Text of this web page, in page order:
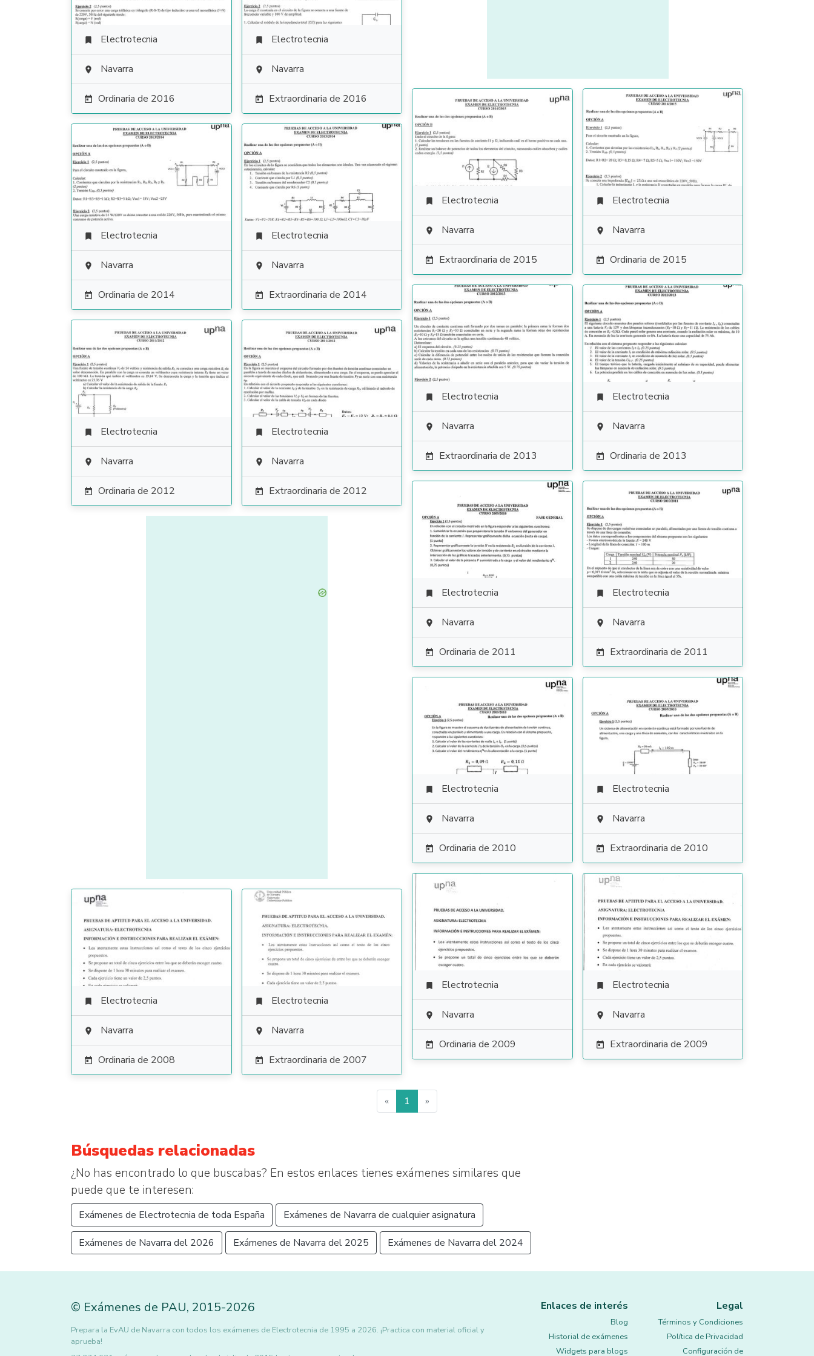
 Electrotecnia
 Navarra
 Ordinaria de 2016
 Electrotecnia
 Navarra
 Extraordinaria de 2016
 Electrotecnia
 Navarra
 Extraordinaria de 2015
 Electrotecnia
 Navarra
 Ordinaria de 2015
 Electrotecnia
 Navarra
 Ordinaria de 2014
 Electrotecnia
 Navarra
 Extraordinaria de 2014
 Electrotecnia
 Navarra
 Extraordinaria de 2013
 Electrotecnia
 Navarra
 Ordinaria de 2013
 Electrotecnia
 Navarra
 Ordinaria de 2012
 Electrotecnia
 Navarra
 Extraordinaria de 2012
 Electrotecnia
 Navarra
 Ordinaria de 2011
 Electrotecnia
 Navarra
 Extraordinaria de 2011
 Electrotecnia
 Navarra
 Ordinaria de 2010
 Electrotecnia
 Navarra
 Extraordinaria de 2010
 Electrotecnia
 Navarra
 Ordinaria de 2009
 Electrotecnia
 Navarra
 Extraordinaria de 2009
 Electrotecnia
 Navarra
 Ordinaria de 2008
 Electrotecnia
 Navarra
 Extraordinaria de 2007
« 1 »
Búsquedas relacionadas
¿No has encontrado lo que buscabas? En estos enlaces tienes exámenes similares que
puede que te interesen:
Exámenes de Electrotecnia de toda España Exámenes de Navarra de cualquier asignatura
Exámenes de Navarra del 2026 Exámenes de Navarra del 2025 Exámenes de Navarra del 2024
© Exámenes de PAU, 2015-2026
Prepara la EvAU de Navarra con todos los exámenes de Electrotecnia de 1995 a 2026. ¡Practica con material oficial y
aprueba!
Enlaces de interés
Blog
Historial de exámenes
Widgets para blogs
Legal
Términos y Condiciones
Política de Privacidad
Configuración de